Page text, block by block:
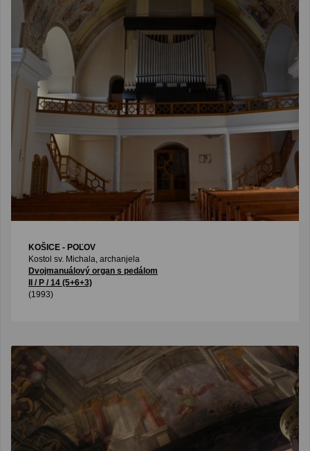
KOŠICE - POĽOV
Kostol sv. Michala, archanjela
Dvojmanuálový organ s pedálom
II / P / 14 (5+6+3)
(1993)